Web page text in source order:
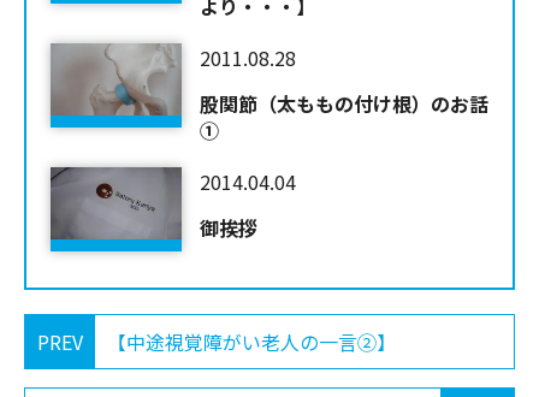
2011.08.28
股関節（太ももの付け根）のお話
①
2014.04.04
御挨拶
PREV 【中途視覚障がい老人の一言②】